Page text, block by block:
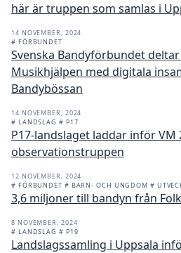
här är truppen som samlas i
14 NOVEMBER, 2024
# FÖRBUNDET
Svenska Bandyförbundet
Musikhjälpen med digitala
Bandybössan
14 NOVEMBER, 2024
# LANDSLAG # P17
P17-landslaget laddar inför VM
observationstruppen
12 NOVEMBER, 2024
# FÖRBUNDET # BARN- OCH UNGDOM #
3,6 miljoner till bandyn från
8 NOVEMBER, 2024
# LANDSLAG # P19
Landslagssamling i Uppsala